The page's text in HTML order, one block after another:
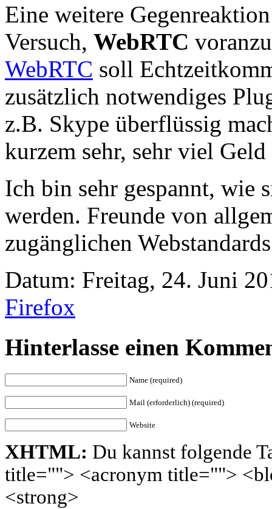
Eine weitere
Versuch, WebRTC
WebRTC soll
zusätzlich notwendiges
z.B. Skype überflüssig
kurzem sehr, sehr viel
Ich bin sehr gespannt, wie
werden. Freunde von
zugänglichen
Datum: Freitag, 24. Juni
Firefox
Hinterlasse einen
Name (required)
Mail (erforderlich) (required)
Website
XHTML: Du kannst folgende
title=""> <acronym title="">
<strong>